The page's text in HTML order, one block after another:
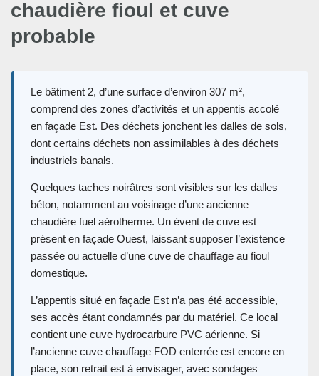
chaudière fioul et cuve
probable
Le bâtiment 2, d’une surface d’environ 307 m²,
comprend des zones d’activités et un appentis accolé
en façade Est. Des déchets jonchent les dalles de sols,
dont certains déchets non assimilables à des déchets
industriels banals.
Quelques taches noirâtres sont visibles sur les dalles
béton, notamment au voisinage d’une ancienne
chaudière fuel aérotherme. Un évent de cuve est
présent en façade Ouest, laissant supposer l’existence
passée ou actuelle d’une cuve de chauffage au fioul
domestique.
L’appentis situé en façade Est n’a pas été accessible,
ses accès étant condamnés par du matériel. Ce local
contient une cuve hydrocarbure PVC aérienne. Si
l’ancienne cuve chauffage FOD enterrée est encore en
place, son retrait est à envisager, avec sondages